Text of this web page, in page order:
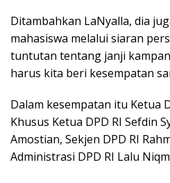
Ditambahkan LaNyalla, dia
mahasiswa melalui siaran
tuntutan tentang janji
harus kita beri kesempatan
Dalam kesempatan itu Ketua
Khusus Ketua DPD RI Sefdin
Amostian, Sekjen DPD RI
Administrasi DPD RI Lalu